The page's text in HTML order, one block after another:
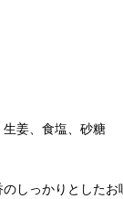
姜、食塩、砂糖
しっかりとしたお